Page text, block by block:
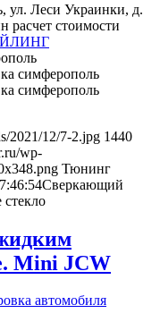
ул. Леси Украинки, д.
расчет стоимости
2021/12/7-2.jpg 1440
wp-
Тюнинг
Сверкающий
Mini JCW
автомобиля